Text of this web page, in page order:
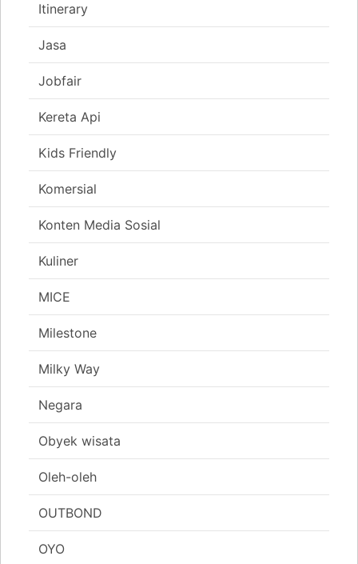
Itinerary
Jasa
Jobfair
Kereta Api
Kids Friendly
Komersial
Konten Media Sosial
Kuliner
MICE
Milestone
Milky Way
Negara
Obyek wisata
Oleh-oleh
OUTBOND
OYO